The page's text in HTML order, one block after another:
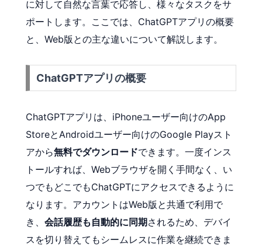
に対して自然な言葉で応答し、様々なタスクをサ
ポートします。ここでは、ChatGPTアプリの概要
と、Web版との主な違いについて解説します。
ChatGPTアプリの概要
ChatGPTアプリは、iPhoneユーザー向けのApp
StoreとAndroidユーザー向けのGoogle Playスト
アから無料でダウンロードできます。一度インス
トールすれば、Webブラウザを開く手間なく、い
つでもどこでもChatGPTにアクセスできるように
なります。アカウントはWeb版と共通で利用で
き、 会話履歴も自動的に同期されるため、デバイ
スを切り替えてもシームレスに作業を継続できま